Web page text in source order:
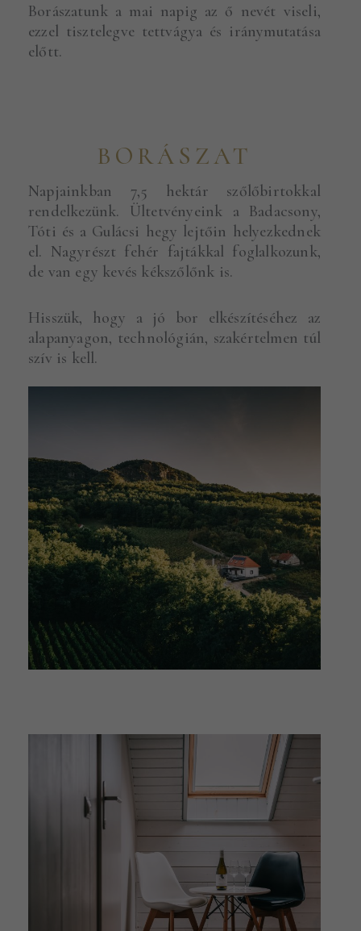
Borászatunk a mai napig az ő nevét viseli,
ezzel tisztelegve tettvágya és iránymutatása
előtt.
BORÁSZAT
Napjainkban 7,5 hektár szőlőbirtokkal
rendelkezünk. Ültetvényeink a Badacsony,
Tóti és a Gulácsi hegy lejtőin helyezkednek
el. Nagyrészt fehér fajtákkal foglalkozunk,
de van egy kevés kékszőlőnk is.
Hisszük, hogy a jó bor elkészítéséhez az
alapanyagon, technológián, szakértelmen túl
szív is kell.